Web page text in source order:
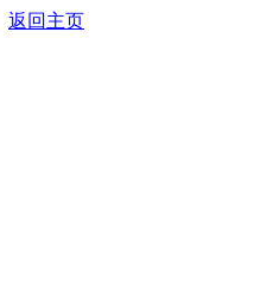
返回主页